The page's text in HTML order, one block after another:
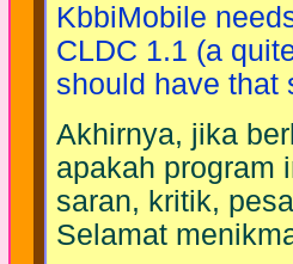
KbbiMobile
CLDC 1.1 (a
should have that
Akhirnya, jika
apakah program
saran, kritik,
Selamat